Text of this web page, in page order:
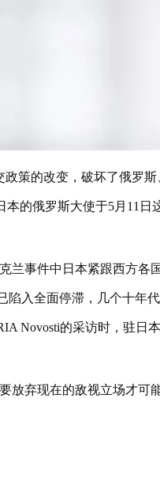
策的改变，破坏了俄罗
本的俄罗斯大使于5月11日
兰事件中日本紧跟西方各
入全面停滞，几个十年代
Novosti的采访时，驻日
放弃现在的敌视立场才可